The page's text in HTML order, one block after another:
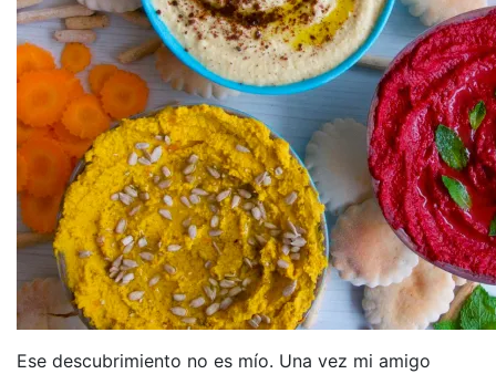
Ese descubrimiento no es mío. Una vez mi amigo